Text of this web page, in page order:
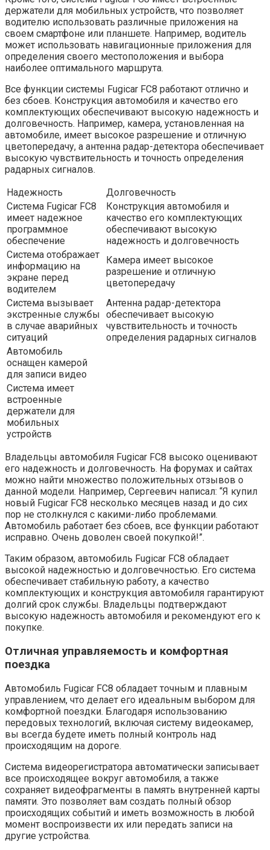
держатели для мобильных устройств, что позволяет
водителю использовать различные приложения на
своем смартфоне или планшете. Например, водитель
может использовать навигационные приложения для
определения своего местоположения и выбора
наиболее оптимального маршрута.
Все функции системы Fugicar FC8 работают отлично и
без сбоев. Конструкция автомобиля и качество его
комплектующих обеспечивают высокую надежность и
долговечность. Например, камера, установленная на
автомобиле, имеет высокое разрешение и отличную
цветопередачу, а антенна радар-детектора обеспечивает
высокую чувствительность и точность определения
радарных сигналов.
Надежность
Долговечность
Система Fugicar FC8
имеет надежное
программное
обеспечение
Конструкция автомобиля и
качество его комплектующих
обеспечивают высокую
надежность и долговечность
Система отображает
информацию на
экране перед
водителем
Камера имеет высокое
разрешение и отличную
цветопередачу
Система вызывает
экстренные службы
в случае аварийных
ситуаций
Антенна радар-детектора
обеспечивает высокую
чувствительность и точность
определения радарных сигналов
Автомобиль
оснащен камерой
для записи видео
Система имеет
встроенные
держатели для
мобильных
устройств
Владельцы автомобиля Fugicar FC8 высоко оценивают
его надежность и долговечность. На форумах и сайтах
можно найти множество положительных отзывов о
данной модели. Например, Сергеевич написал: “Я купил
новый Fugicar FC8 несколько месяцев назад и до сих
пор не столкнулся с какими-либо проблемами.
Автомобиль работает без сбоев, все функции работают
исправно. Очень доволен своей покупкой!”.
Таким образом, автомобиль Fugicar FC8 обладает
высокой надежностью и долговечностью. Его система
обеспечивает стабильную работу, а качество
комплектующих и конструкция автомобиля гарантируют
долгий срок службы. Владельцы подтверждают
высокую надежность автомобиля и рекомендуют его к
покупке.
Отличная управляемость и комфортная
поездка
Автомобиль Fugicar FC8 обладает точным и плавным
управлением, что делает его идеальным выбором для
комфортной поездки. Благодаря использованию
передовых технологий, включая систему видеокамер,
вы всегда будете иметь полный контроль над
происходящим на дороге.
Система видеорегистратора автоматически записывает
все происходящее вокруг автомобиля, а также
сохраняет видеофрагменты в память внутренней карты
памяти. Это позволяет вам создать полный обзор
происходящих событий и иметь возможность в любой
момент воспроизвести их или передать записи на
другие устройства.